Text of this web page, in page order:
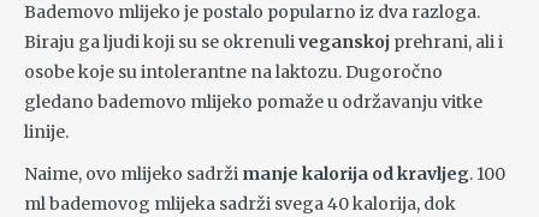
Bademovo mlijeko je postalo popularno iz dva razloga.
Biraju ga ljudi koji su se okrenuliveganskoj prehrani, ali i
osobe koje su intolerantne na laktozu. Dugoročno
gledano bademovo mlijeko pomaže u održavanju vitke
linije.
Naime, ovo mlijeko sadrži manje kalorija od kravljeg. 100
ml bademovog mlijeka sadrži svega 40 kalorija, dok